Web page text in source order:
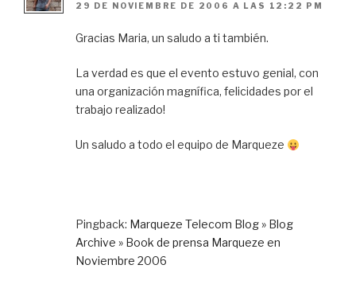
29 DE NOVIEMBRE DE 2006 A LAS 12:22 PM
Gracias Maria, un saludo a ti también.
La verdad es que el evento estuvo genial, con
una organización magnífica, felicidades por el
trabajo realizado!
Un saludo a todo el equipo de Marqueze
Pingback: Marqueze Telecom Blog » Blog
Archive » Book de prensa Marqueze en
Noviembre 2006